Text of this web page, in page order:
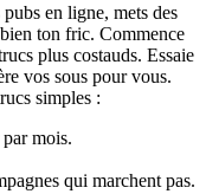
en ligne, mets des
ton fric. Commence
plus costauds. Essaie
vos sous pour vous.
simples :
mois.
qui marchent pas.